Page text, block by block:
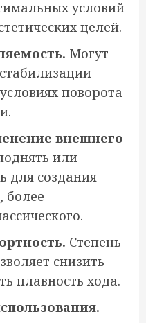
условий
целей.
Могут
поворота
внешнего
или
для создания
более
Степень
снизить
плавность хода.